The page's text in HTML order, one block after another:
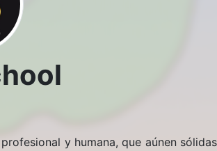
y humana, que aúnen